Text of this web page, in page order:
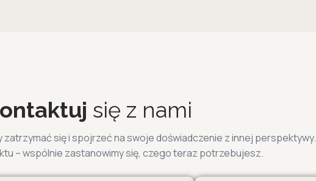
się z nami
się i spojrzeć na swoje doświadczenie z innej perspektywy.
– wspólnie zastanowimy się, czego teraz potrzebujesz.